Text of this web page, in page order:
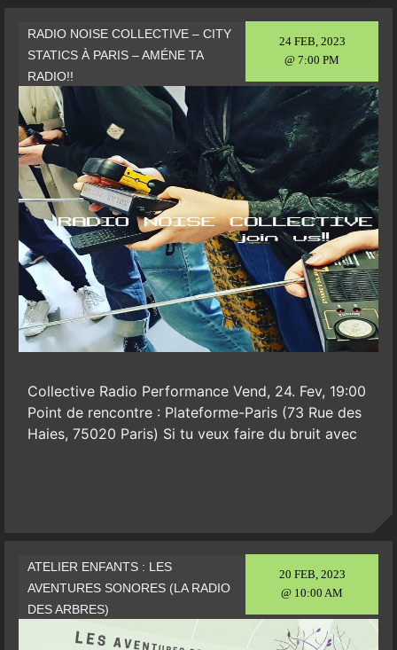
24 FEB, 2023
@ 7:00 PM
RADIO NOISE COLLECTIVE – CITY
STATICS À PARIS – AMÉNE TA
RADIO!!
Collective Radio Performance Vend, 24. Fev, 19:00
Point de rencontre : Plateforme-Paris (73 Rue des
Haies, 75020 Paris) Si tu veux faire du bruit avec
20 FEB, 2023
@ 10:00 AM
ATELIER ENFANTS : LES
AVENTURES SONORES (LA RADIO
DES ARBRES)